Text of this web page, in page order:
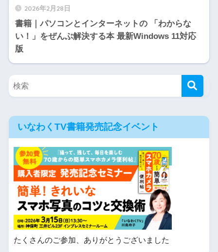
2026年2月28日
書籍｜パソコンとインターネットの 「わからな
い！」をぜんぶ解決する本 最新Windows 11対応
版
いなわくTV書籍発売記念イベント
たくさんのご参加、ありがとうございました